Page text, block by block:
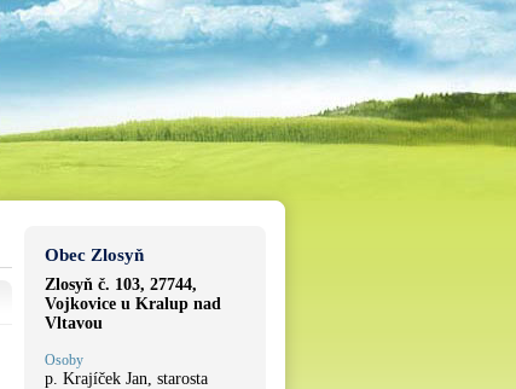
Obec Zlosyň
Zlosyň č. 103, 27744,
Vojkovice u Kralup nad
Vltavou
Osoby
p. Krajíček Jan, starosta